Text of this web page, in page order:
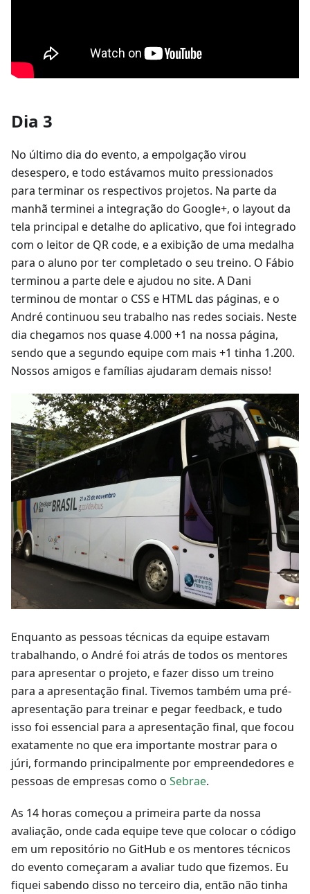
Dia 3
No último dia do evento, a empolgação virou
desespero, e todo estávamos muito pressionados
para terminar os respectivos projetos. Na parte da
manhã terminei a integração do Google+, o layout da
tela principal e detalhe do aplicativo, que foi integrado
com o leitor de QR code, e a exibição de uma medalha
para o aluno por ter completado o seu treino. O Fábio
terminou a parte dele e ajudou no site. A Dani
terminou de montar o CSS e HTML das páginas, e o
André continuou seu trabalho nas redes sociais. Neste
dia chegamos nos quase 4.000 +1 na nossa página,
sendo que a segundo equipe com mais +1 tinha 1.200.
Nossos amigos e famílias ajudaram demais nisso!
Enquanto as pessoas técnicas da equipe estavam
trabalhando, o André foi atrás de todos os mentores
para apresentar o projeto, e fazer disso um treino
para a apresentação final. Tivemos também uma pré-
apresentação para treinar e pegar feedback, e tudo
isso foi essencial para a apresentação final, que focou
exatamente no que era importante mostrar para o
júri, formando principalmente por empreendedores e
pessoas de empresas como o Sebrae.
As 14 horas começou a primeira parte da nossa
avaliação, onde cada equipe teve que colocar o código
em um repositório no GitHub e os mentores técnicos
do evento começaram a avaliar tudo que fizemos. Eu
fiquei sabendo disso no terceiro dia, então não tinha